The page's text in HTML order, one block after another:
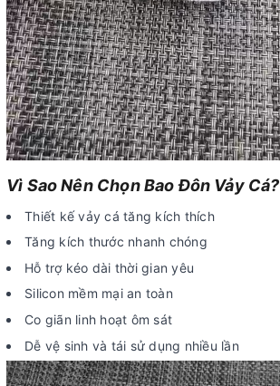
Vì Sao Nên Chọn Bao Đôn Vảy Cá?
Thiết kế vảy cá tăng kích thích
Tăng kích thước nhanh chóng
Hỗ trợ kéo dài thời gian yêu
Silicon mềm mại an toàn
Co giãn linh hoạt ôm sát
Dễ vệ sinh và tái sử dụng nhiều lần